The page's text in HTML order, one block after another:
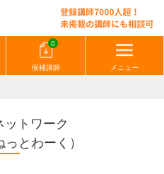
0
候補講師 メニュー
ットワーク
っとわーく）